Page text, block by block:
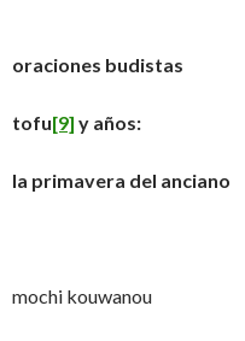
oraciones budistas
tofu[9] y años:
la primavera del anciano
mochi kouwanou